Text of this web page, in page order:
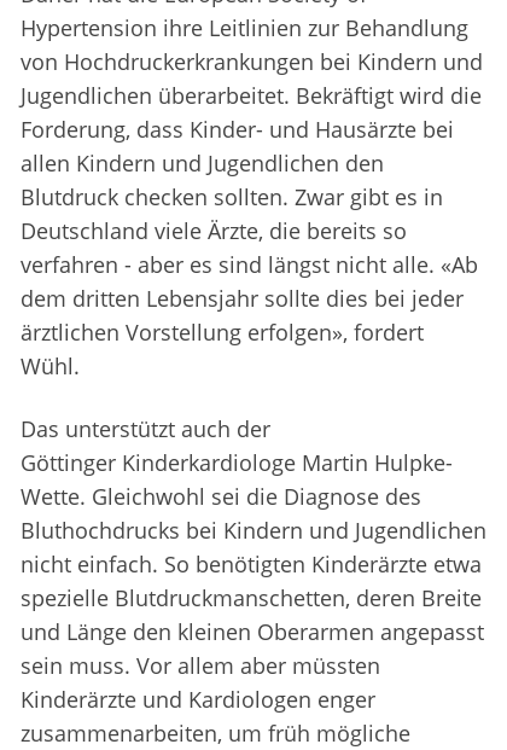
Hypertension ihre Leitlinien zur Behandlung
von Hochdruckerkrankungen bei Kindern und
Jugendlichen überarbeitet. Bekräftigt wird die
Forderung, dass Kinder- und Hausärzte bei
allen Kindern und Jugendlichen den
Blutdruck checken sollten. Zwar gibt es in
Deutschland viele Ärzte, die bereits so
verfahren - aber es sind längst nicht alle. «Ab
dem dritten Lebensjahr sollte dies bei jeder
ärztlichen Vorstellung erfolgen», fordert
Wühl.
Das unterstützt auch der
Göttinger Kinderkardiologe Martin Hulpke-
Wette. Gleichwohl sei die Diagnose des
Bluthochdrucks bei Kindern und Jugendlichen
nicht einfach. So benötigten Kinderärzte etwa
spezielle Blutdruckmanschetten, deren Breite
und Länge den kleinen Oberarmen angepasst
sein muss. Vor allem aber müssten
Kinderärzte und Kardiologen enger
zusammenarbeiten, um früh mögliche